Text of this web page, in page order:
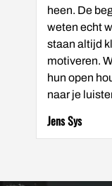
heen. De
weten echt
staan altijd
motiveren.
hun open
naar je
Jens Sys